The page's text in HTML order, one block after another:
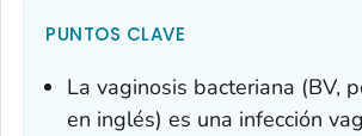
PUNTOS CLAVE
La vaginosis bacteriana (BV,
en inglés) es una infección